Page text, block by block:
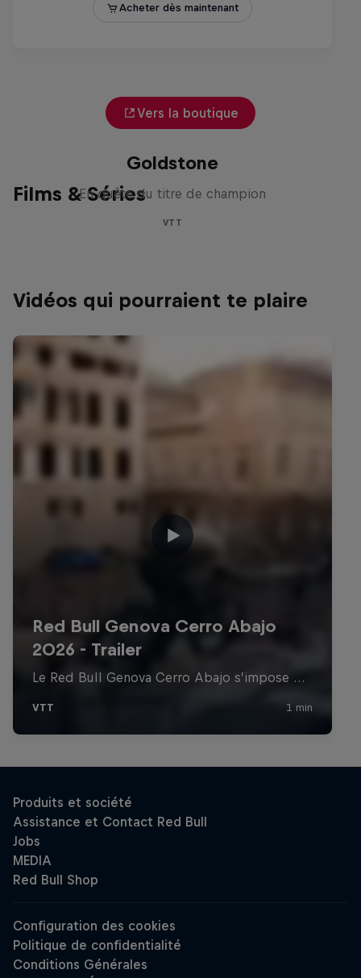
Vers la boutique
Films & Séries
La recherche de la
Goldstone
En quête du titre de champion
VTT
Vidéos qui pourraient te plaire